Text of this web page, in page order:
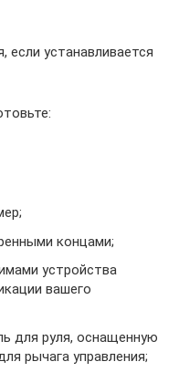
если устанавливается
концами;
устройства
вашего
для руля, оснащенную
рычага управления;